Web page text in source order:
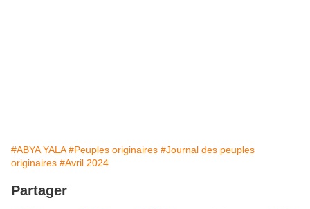
#ABYA YALA #Peuples originaires #Journal des peuples
originaires #Avril 2024
Partager